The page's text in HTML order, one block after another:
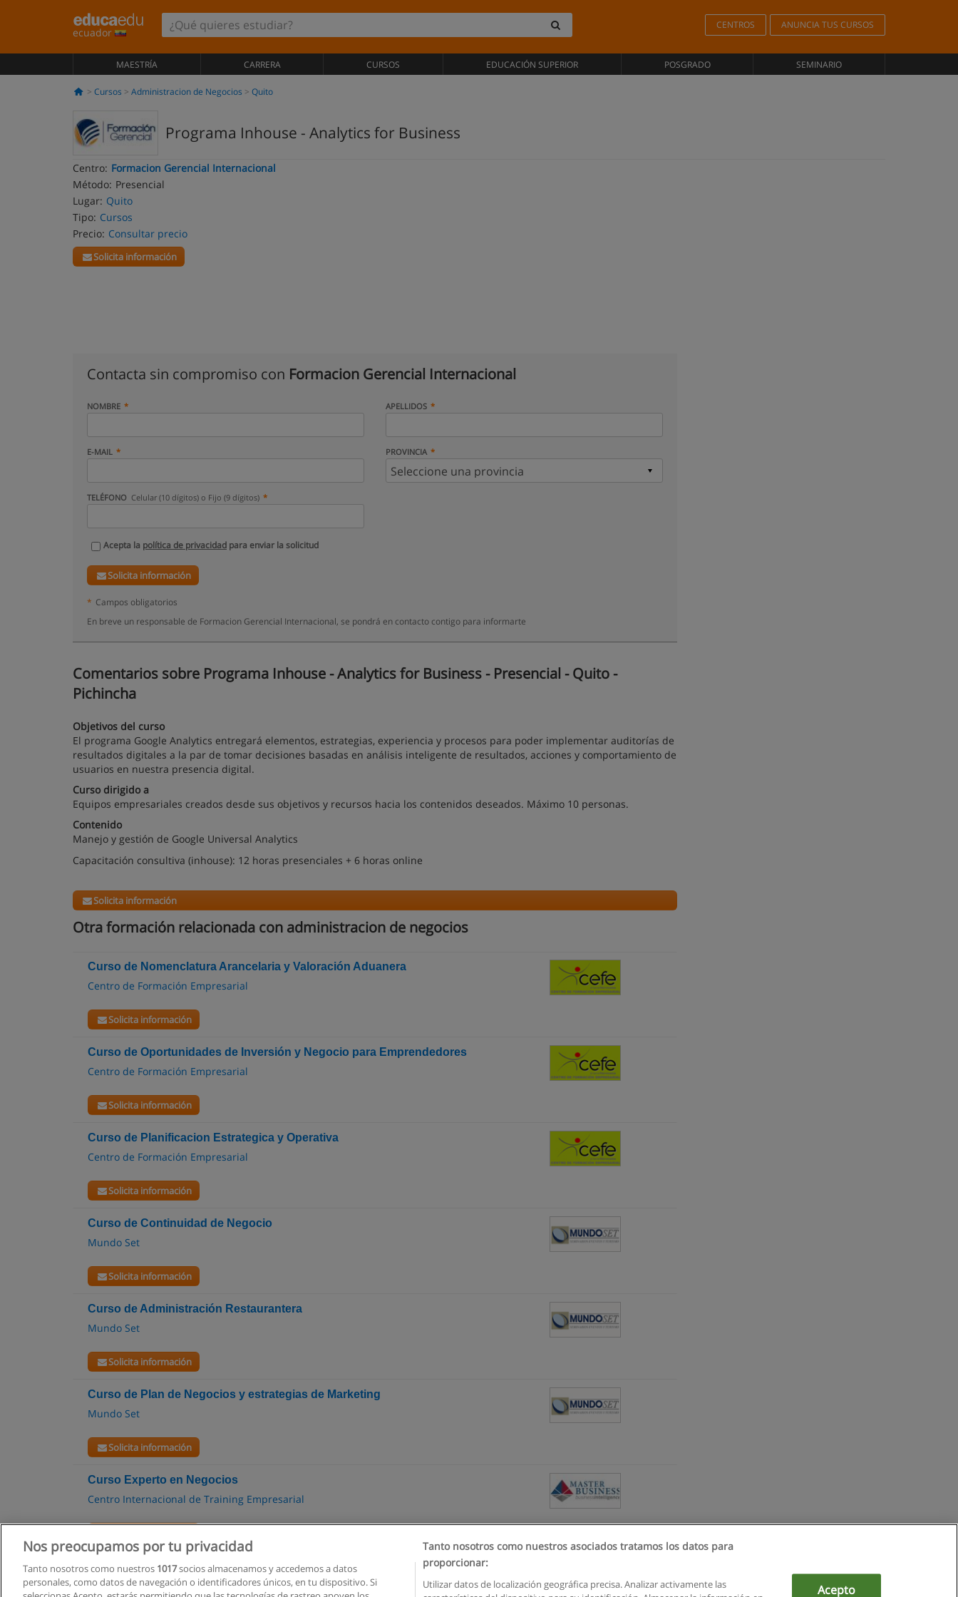
ecuador
CENTROS ANUNCIA TUS CURSOS
MAESTRÍA CARRERA CURSOS EDUCACIÓN SUPERIOR POSGRADO SEMINARIO
Cursos Administracion de Negocios Quito
Programa Inhouse - Analytics for Business
Centro: Formacion Gerencial Internacional
Método: Presencial
Lugar: Quito
Tipo: Cursos
Precio: Consultar precio
Solicita información
Contacta sin compromiso con Formacion Gerencial Internacional
NOMBRE APELLIDOS
E-MAIL PROVINCIA
TELÉFONO Celular (10 dígitos) o Fijo (9 dígitos)
Acepta la política de privacidad para enviar la solicitud
Solicita información
* Campos obligatorios
En breve un responsable de Formacion Gerencial Internacional, se pondrá en contacto contigo para informarte
Comentarios sobre Programa Inhouse - Analytics for Business - Presencial - Quito -
Pichincha
Objetivos del curso
El programa Google Analytics entregará elementos, estrategias, experiencia y procesos para poder implementar auditorías de
resultados digitales a la par de tomar decisiones basadas en análisis inteligente de resultados, acciones y comportamiento de
usuarios en nuestra presencia digital.
Curso dirigido a
Equipos empresariales creados desde sus objetivos y recursos hacia los contenidos deseados. Máximo 10 personas.
Contenido
Manejo y gestión de Google Universal Analytics
Capacitación consultiva (inhouse): 12 horas presenciales + 6 horas online
Solicita información
Otra formación relacionada con administracion de negocios
Curso de Nomenclatura Arancelaria y Valoración Aduanera
Centro de Formación Empresarial
Solicita información
Curso de Oportunidades de Inversión y Negocio para Emprendedores
Centro de Formación Empresarial
Solicita información
Curso de Planificacion Estrategica y Operativa
Centro de Formación Empresarial
Solicita información
Curso de Continuidad de Negocio
Mundo Set
Solicita información
Curso de Administración Restaurantera
Mundo Set
Solicita información
Curso de Plan de Negocios y estrategias de Marketing
Mundo Set
Solicita información
Curso Experto en Negocios
Centro Internacional de Training Empresarial
Nos preocupamos por tu privacidad
Tanto nosotros como nuestros 1017socios almacenamos y accedemos a datos
personales, como datos de navegación o identificadores únicos, en tu dispositivo. Si
Tanto nosotros como nuestros asociados tratamos los datos para
proporcionar:
Utilizar datos de localización geográfica precisa. Analizar activamente las
Acepto